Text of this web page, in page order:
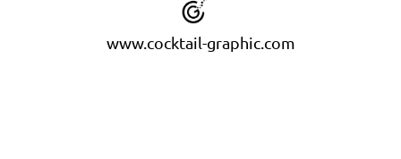
www.cocktail-graphic.com